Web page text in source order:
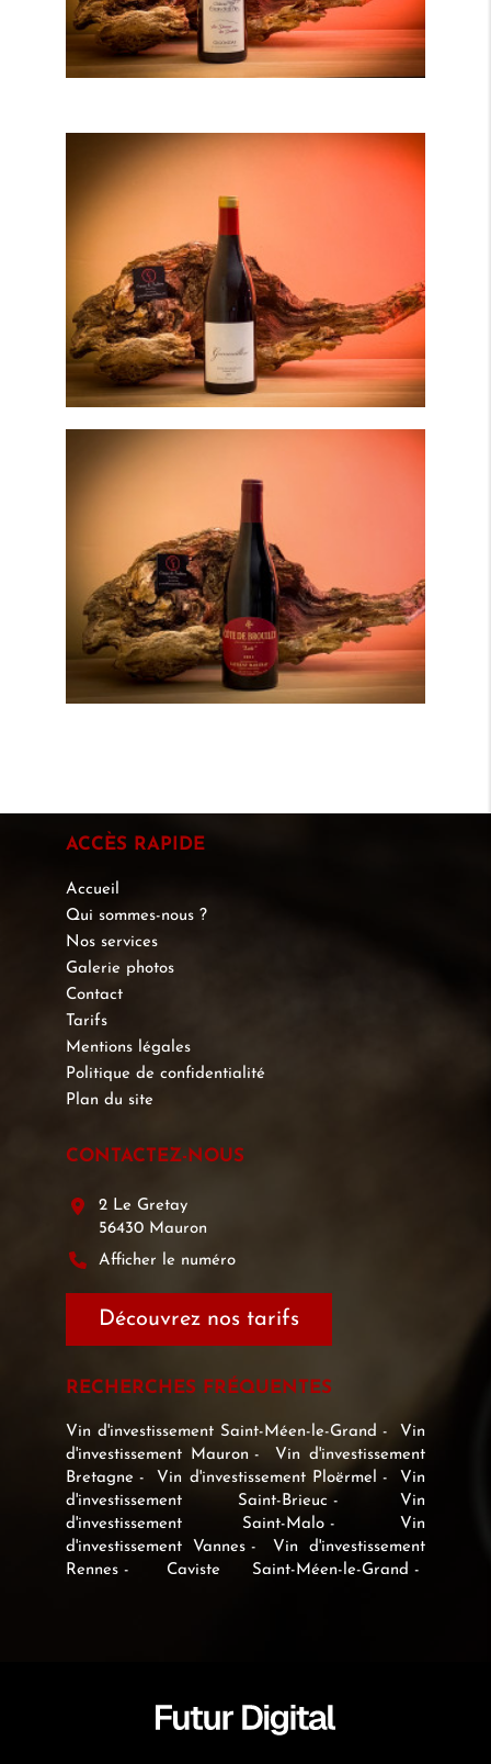
ACCÈS RAPIDE
Accueil
Qui sommes-nous ?
Nos services
Galerie photos
Contact
Tarifs
Mentions légales
Politique de confidentialité
Plan du site
CONTACTEZ-NOUS
2 Le Gretay
56430 Mauron
Afficher le numéro
Découvrez nos tarifs
RECHERCHES FRÉQUENTES
Vin d'investissement Saint-Méen-le-Grand
Vin
d'investissement Mauron
Vin d'investissement
Bretagne
Vin d'investissement Ploërmel
Vin
d'investissement Saint-Brieuc
Vin
d'investissement Saint-Malo
Vin
d'investissement Vannes
Vin d'investissement
Rennes
Caviste Saint-Méen-le-Grand
Expert en vin Ploërmel
Expert en vin Saint-
Expert en vin Saint-Malo